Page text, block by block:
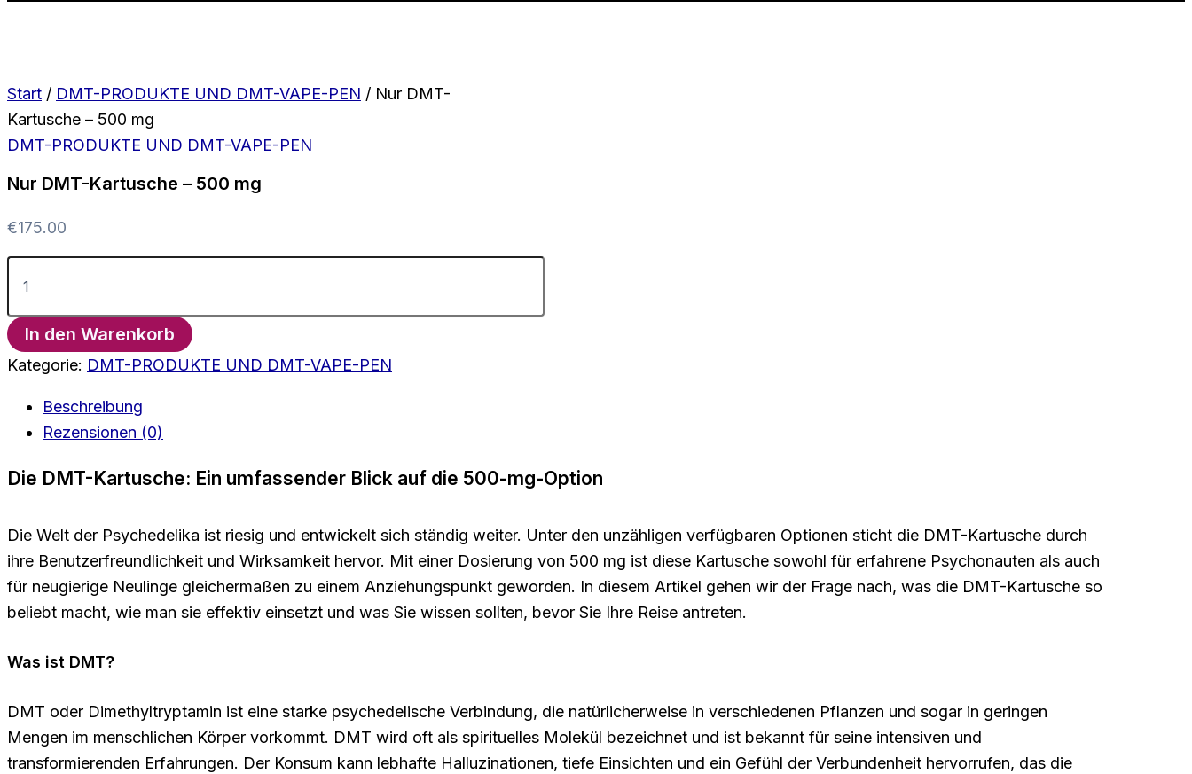
Start / DMT-PRODUKTE UND DMT-VAPE-PEN / Nur DMT-
Kartusche – 500 mg
DMT-PRODUKTE UND DMT-VAPE-PEN
Nur DMT-Kartusche – 500 mg
€175.00
Nur
DMT-
–
500
mg
Menge
In den Warenkorb
Kategorie: DMT-PRODUKTE UND DMT-VAPE-PEN
Beschreibung
Rezensionen (0)
Die DMT-Kartusche: Ein umfassender Blick auf die 500-mg-Option
Die Welt der Psychedelika ist riesig und entwickelt sich ständig weiter. Unter den unzähligen verfügbaren Optionen sticht die DMT-Kartusche durch
ihre Benutzerfreundlichkeit und Wirksamkeit hervor. Mit einer Dosierung von 500 mg ist diese Kartusche sowohl für erfahrene Psychonauten als auch
für neugierige Neulinge gleichermaßen zu einem Anziehungspunkt geworden. In diesem Artikel gehen wir der Frage nach, was die DMT-Kartusche so
beliebt macht, wie man sie effektiv einsetzt und was Sie wissen sollten, bevor Sie Ihre Reise antreten.
Was ist DMT?
DMT oder Dimethyltryptamin ist eine starke psychedelische Verbindung, die natürlicherweise in verschiedenen Pflanzen und sogar in geringen
Mengen im menschlichen Körper vorkommt. DMT wird oft als spirituelles Molekül bezeichnet und ist bekannt für seine intensiven und
transformierenden Erfahrungen. Der Konsum kann lebhafte Halluzinationen, tiefe Einsichten und ein Gefühl der Verbundenheit hervorrufen, das die